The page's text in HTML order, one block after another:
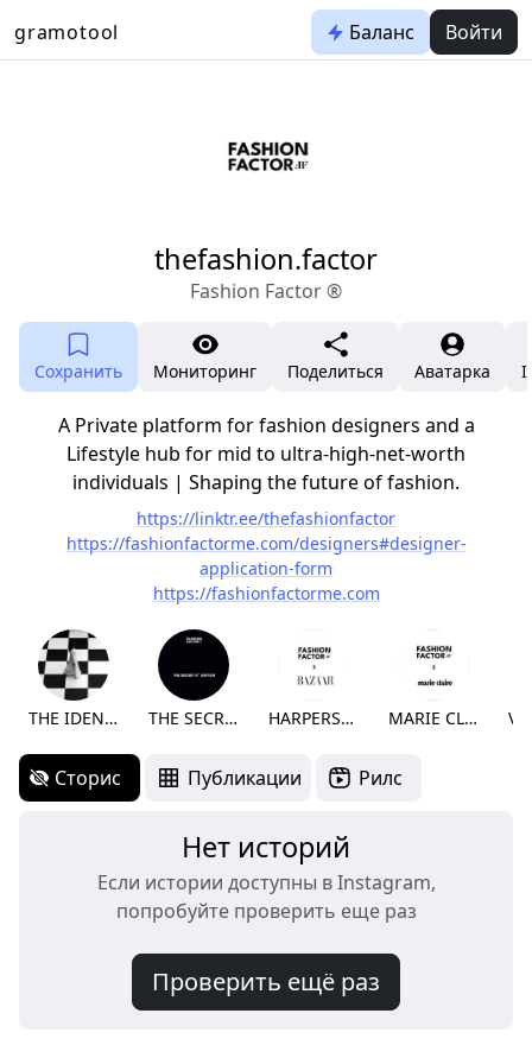
gramotool Баланс Войти
thefashion.factor
Fashion Factor ®️
Сохранить Мониторинг Поделиться Аватарка
A Private platform for fashion designers and a
Lifestyle hub for mid to ultra-high-net-worth
individuals | Shaping the future of fashion.
https://linktr.ee/thefashionfactor
https://fashionfactorme.com/designers#designer-
application-form
https://fashionfactorme.com
THE IDENTITY THE SECRET NO. HARPERS BAZAAR MARIE CLAIRE
Сторис Публикации Рилс
Нет историй
Если истории доступны в Instagram,
попробуйте проверить еще раз
Проверить ещё раз